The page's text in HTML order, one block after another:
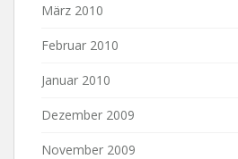
März 2010
Februar 2010
Januar 2010
Dezember 2009
November 2009